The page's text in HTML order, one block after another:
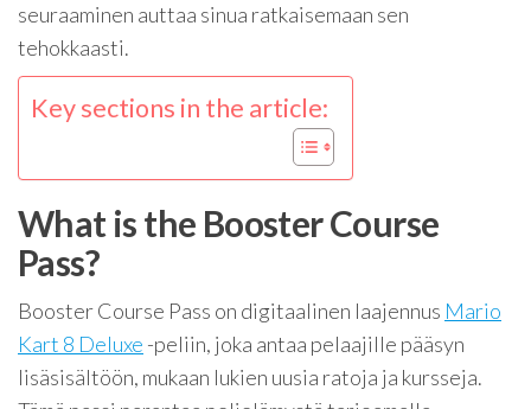
seuraaminen auttaa sinua ratkaisemaan sen
tehokkaasti.
Key sections in the article:
What is the Booster Course
Pass?
Booster Course Pass on digitaalinen laajennus Mario
Kart 8 Deluxe -peliin, joka antaa pelaajille pääsyn
lisäsisältöön, mukaan lukien uusia ratoja ja kursseja.